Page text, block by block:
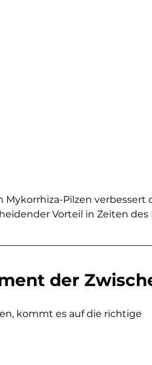
Pilzen verbessert
Vorteil in Zeiten des
der
kommt es auf die richtige